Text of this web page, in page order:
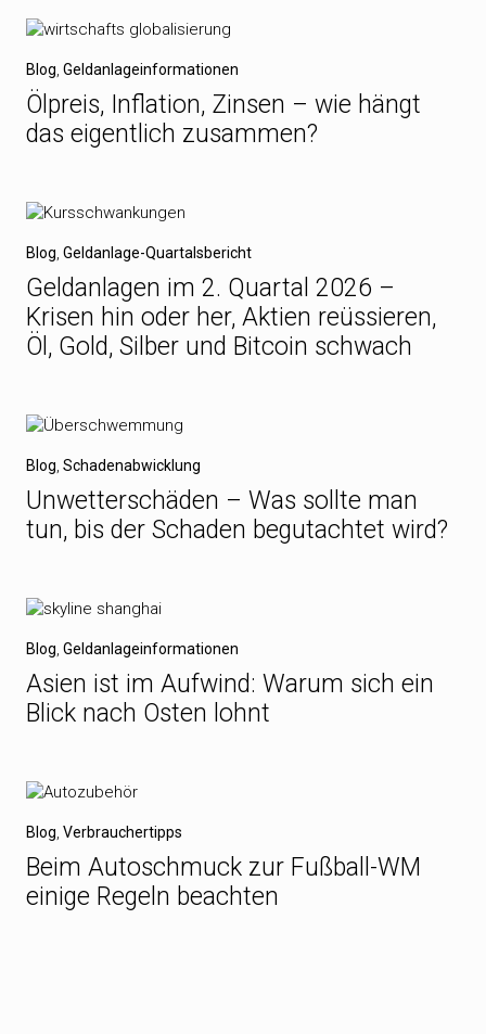
Blog Geldanlageinformationen
Ölpreis, Inflation, Zinsen – wie hängt
das eigentlich zusammen?
Blog Geldanlage-Quartalsbericht
Geldanlagen im 2. Quartal 2026 –
Krisen hin oder her, Aktien reüssieren,
Öl, Gold, Silber und Bitcoin schwach
Blog Schadenabwicklung
Unwetterschäden – Was sollte man
tun, bis der Schaden begutachtet wird?
Blog Geldanlageinformationen
Asien ist im Aufwind: Warum sich ein
Blick nach Osten lohnt
Blog Verbrauchertipps
Beim Autoschmuck zur Fußball-WM
einige Regeln beachten